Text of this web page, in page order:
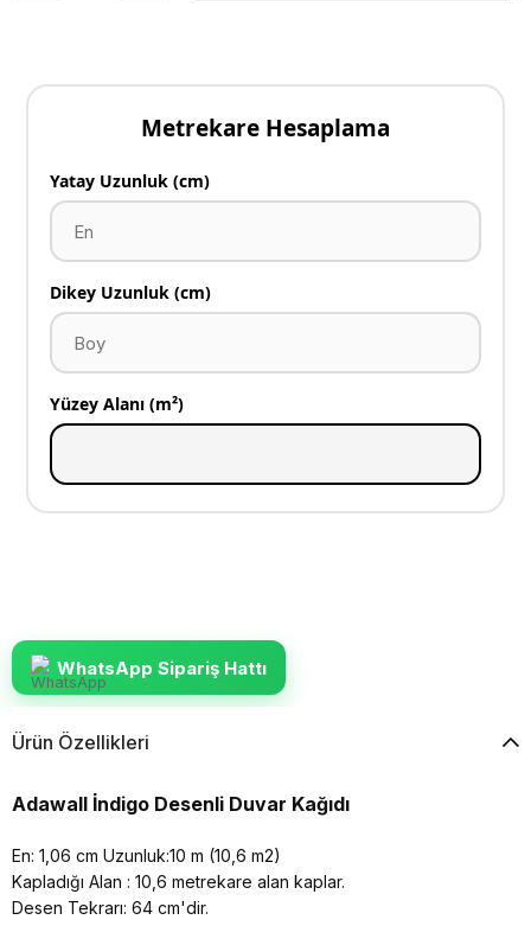
Metrekare Hesaplama
Yatay Uzunluk (cm)
Dikey Uzunluk (cm)
Yüzey Alanı (m²)
WhatsApp Sipariş Hattı
Ürün Özellikleri
Adawall İndigo Desenli Duvar Kağıdı
En: 1,06 cm Uzunluk:10 m (10,6 m2)
Kapladığı Alan : 10,6 metrekare alan kaplar.
Desen Tekrarı: 64 cm'dir.